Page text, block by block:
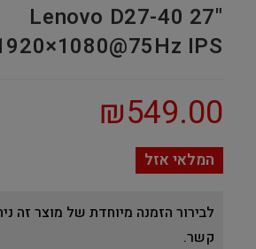
Lenovo D27-40 27"
IPS
₪549.00
המלאי אזל
לבירור הזמנה מיוחדת של מוצר זה
קשר.